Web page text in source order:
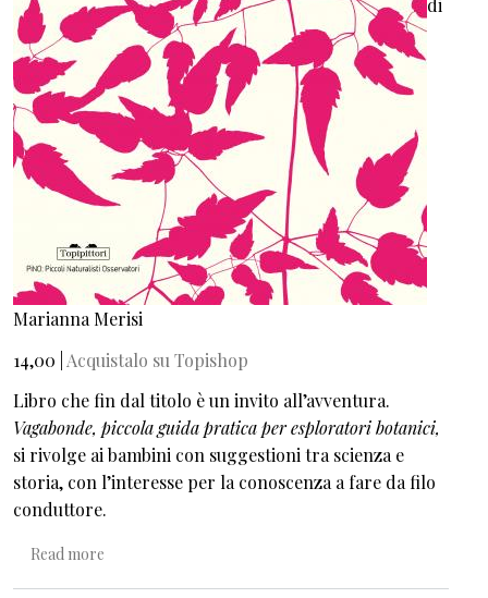
Marianna Merisi
14,00 | Acquistalo su Topishop
Libro che fin dal titolo è un invito all’avventura.
Vagabonde, piccola guida pratica per esploratori botanici,
si rivolge ai bambini con suggestioni tra scienza e
storia, con l’interesse per la conoscenza a fare da filo
conduttore.
Read more